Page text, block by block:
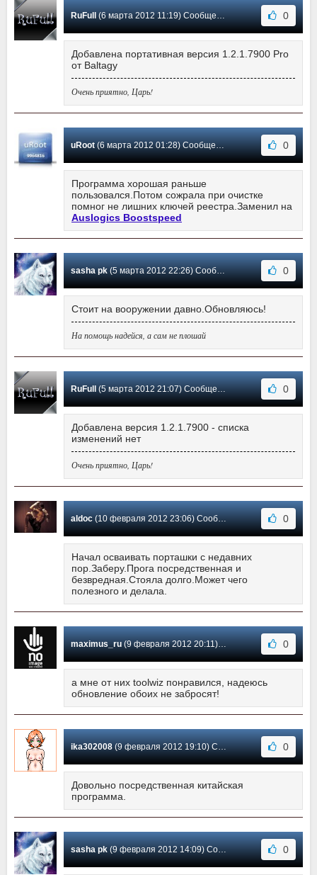
RuFull (6 марта 2012 11:19) Сообщение #176 0
Добавлена портативная версия 1.2.1.7900 Pro
от Baltagy
Очень приятно, Царь!
uRoot(6 марта 2012 01:28) Сообщение #175 0
Программа хорошая раньше
пользовался.Потом сожрала при очистке
помног не лишних ключей реестра.Заменил на
Auslogics Boostspeed
sasha pk(5 марта 2012 22:26) Сообщение #174 0
Стоит на вооружении давно.Обновляюсь!
На помощь надейся, а сам не плошай
RuFull (5 марта 2012 21:07) Сообщение #173 0
Добавлена версия 1.2.1.7900 - списка
изменений нет
Очень приятно, Царь!
aldoc(10 февраля 2012 23:06) Сообщение #172 0
Начал осваивать порташки с недавних
пор.Заберу.Прога посредственная и
безвредная.Стояла долго.Может чего
полезного и делала.
maximus_ru(9 февраля 2012 20:11) Сообщение #171 0
а мне от них toolwiz понравился, надеюсь
обновление обоих не забросят!
ika302008(9 февраля 2012 19:10) Сообщение #170 0
Довольно посредственная китайская
программа.
sasha pk(9 февраля 2012 14:09) Сообщение #169 0